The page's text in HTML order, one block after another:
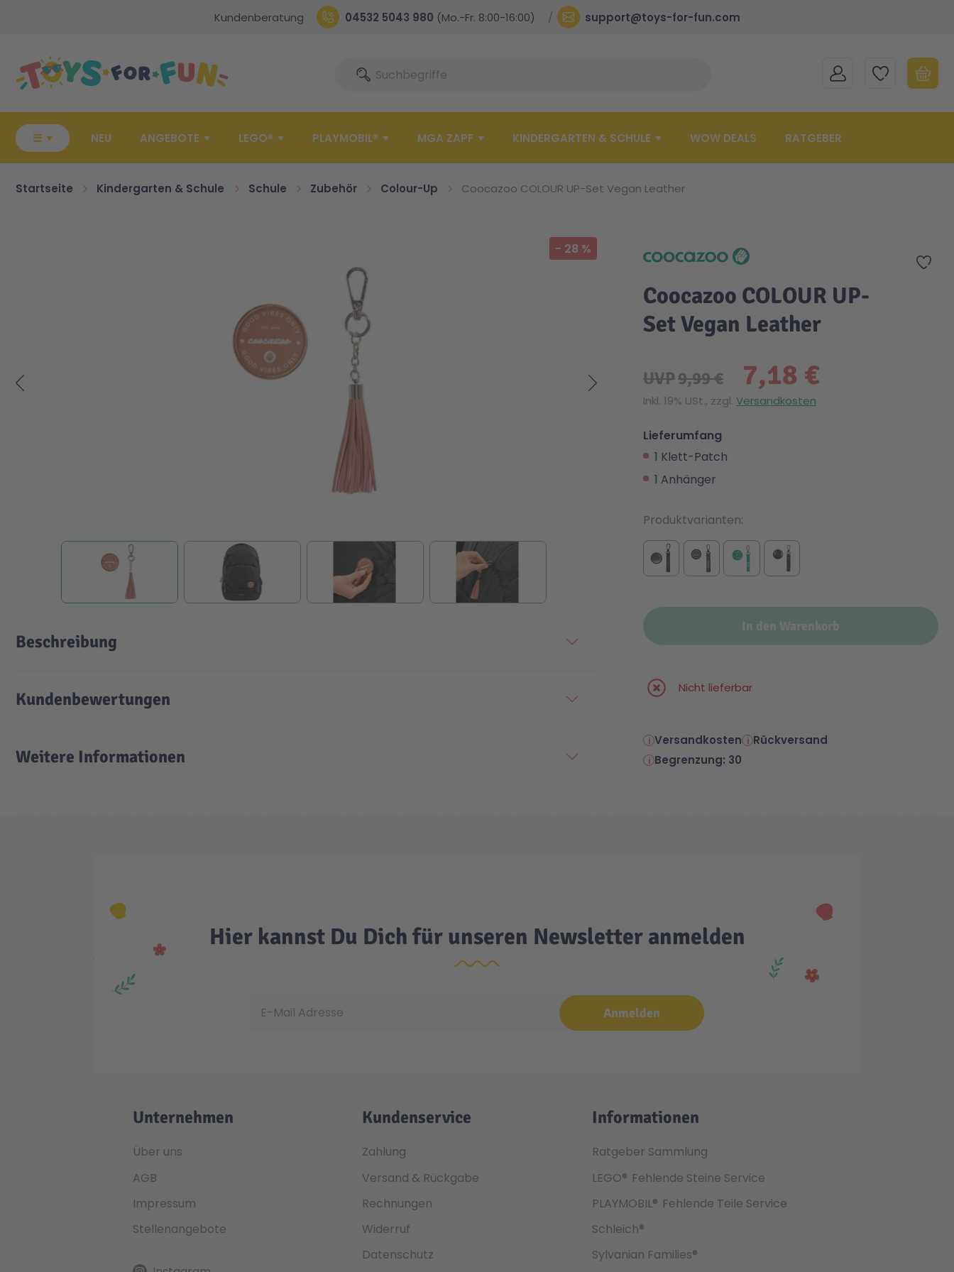
Kundenberatung 04532 5043 980 (Mo.-Fr. 8:00-16:00) support@toys-for-fun.com
SucheSuche MEIN KONTOMEINE WUNSCHLISTE
☰ NEU ANGEBOTE LEGO® PLAYMOBIL® MGA ZAPF KINDERGARTEN & SCHULE WOW DEALS RATGEBER
Startseite Kindergarten & Schule Schule Zubehör Colour-Up Coocazoo COLOUR UP-Set Vegan Leather
- 28 %
Zur
Coocazoo COLOUR UP-
Set Vegan Leather
7,18 €
UVP9,99 €
Inkl. 19% USt., zzgl. Versandkosten
Lieferumfang
1 Klett-Patch
1 Anhänger
In den Warenkorb
Nicht lieferbar
Produktvarianten
Versandkosten
Rückversand
Begrenzung: 30
Beschreibung
Kundenbewertungen
Weitere Informationen
Hier kannst Du Dich für unseren Newsletter anmelden
Anmelden
Unternehmen
Über uns
AGB
Impressum
Stellenangebote
Kundenservice
Zahlung
Versand & Rückgabe
Rechnungen
Widerruf
Datenschutz
Informationen
Ratgeber Sammlung
LEGO® Fehlende Steine Service
PLAYMOBIL® Fehlende Teile Service
Schleich®
Sylvanian Families®